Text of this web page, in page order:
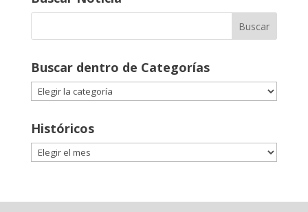
Buscar dentro de Categorías
Buscar
dentro
Categorías
Históricos
Históricos